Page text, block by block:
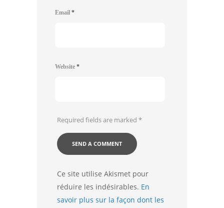
Email *
Website *
Required fields are marked *
Ce site utilise Akismet pour
réduire les indésirables. En
savoir plus sur la façon dont les